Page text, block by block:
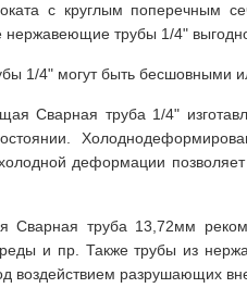
с круглым поперечным
трубы 1/4"
1/4" могут быть бесшовными
Сварная труба 1/4"
деформации
Сварная труба 13,72мм
и пр. Также трубы из
воздействием разрушающих